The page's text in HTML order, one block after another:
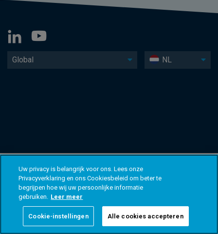
Global NL
Uw privacy is belangrijk voor ons. Lees onze
Privacyverklaring en ons Cookiesbeleid om beter te
begrijpen hoe wij uw persoonlijke informatie
gebruiken. Leer meer
Cookie-instellingen Alle cookies accepteren